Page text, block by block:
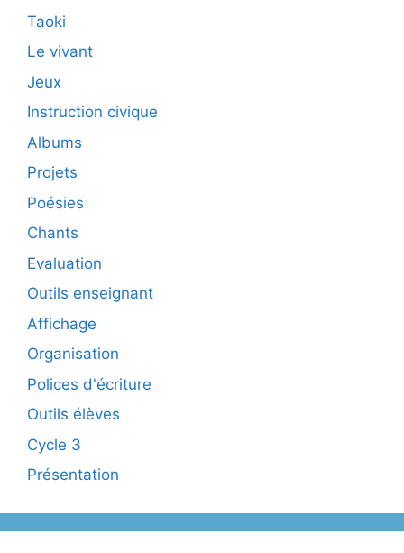
Taoki
Le vivant
Jeux
Instruction civique
Albums
Projets
Poésies
Chants
Evaluation
Outils enseignant
Affichage
Organisation
Polices d'écriture
Outils élèves
Cycle 3
Présentation